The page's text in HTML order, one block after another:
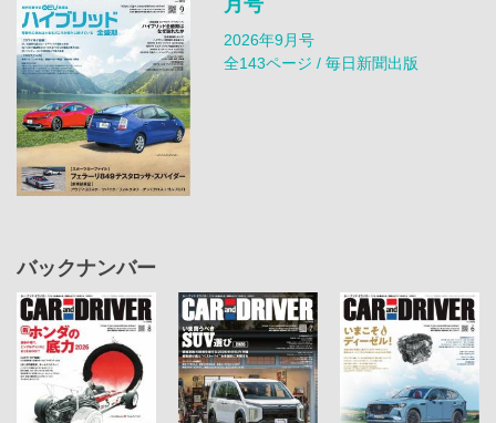
月号
2026年9月号
全143ページ / 毎日新聞出版
バックナンバー